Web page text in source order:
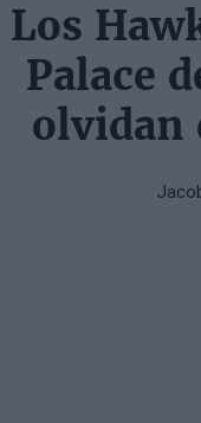
Los
Palace
olvidan